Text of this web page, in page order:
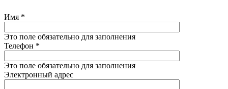
Имя *
Это поле обязательно для заполнения
Телефон *
Это поле обязательно для заполнения
Электронный адрес